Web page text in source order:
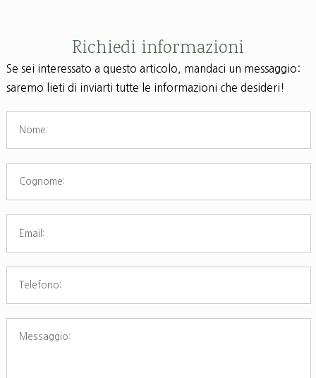
Richiedi informazioni
Se sei interessato a questo articolo, mandaci un messaggio:
saremo lieti di inviarti tutte le informazioni che desideri!